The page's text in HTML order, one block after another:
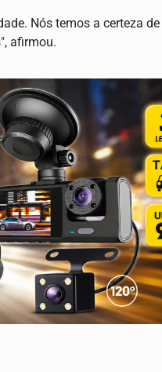
Nós temos a certeza
afirmou.